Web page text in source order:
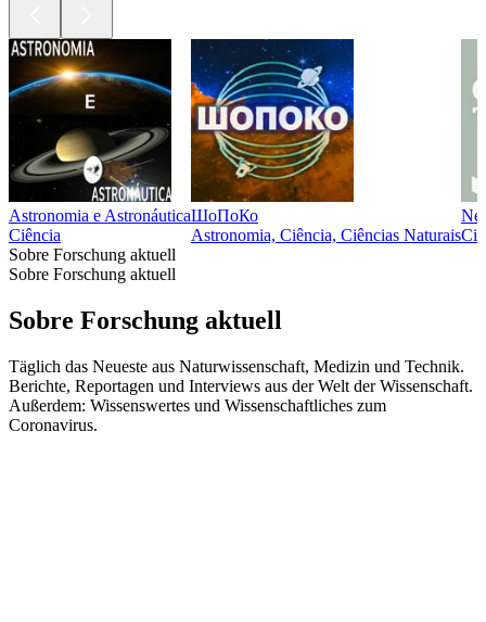
Astronomia e Astronáutica
Ciência
ШоПоКо
Astronomia, Ciência, Ciências Naturais
Sobre Forschung aktuell
Sobre Forschung aktuell
Sobre Forschung aktuell
Täglich das Neueste aus Naturwissenschaft, Medizin und Technik.
Berichte, Reportagen und Interviews aus der Welt der Wissenschaft.
Außerdem: Wissenswertes und Wissenschaftliches zum
Coronavirus.